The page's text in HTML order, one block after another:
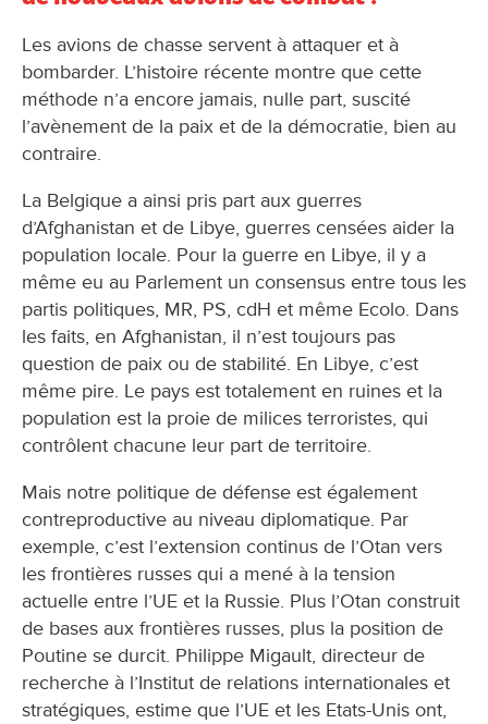
Les avions de chasse servent à attaquer et à
bombarder. L’histoire récente montre que cette
méthode n’a encore jamais, nulle part, suscité
l’avènement de la paix et de la démocratie, bien au
contraire.
La Belgique a ainsi pris part aux guerres
d’Afghanistan et de Libye, guerres censées aider la
population locale. Pour la guerre en Libye, il y a
même eu au Parlement un consensus entre tous les
partis politiques, MR, PS, cdH et même Ecolo. Dans
les faits, en Afghanistan, il n’est toujours pas
question de paix ou de stabilité. En Libye, c’est
même pire. Le pays est totalement en ruines et la
population est la proie de milices terroristes, qui
contrôlent chacune leur part de territoire.
Mais notre politique de défense est également
contreproductive au niveau diplomatique. Par
exemple, c’est l’extension continus de l’Otan vers
les frontières russes qui a mené à la tension
actuelle entre l’UE et la Russie. Plus l’Otan construit
de bases aux frontières russes, plus la position de
Poutine se durcit. Philippe Migault, directeur de
recherche à l’Institut de relations internationales et
stratégiques, estime que l’UE et les Etats-Unis ont,